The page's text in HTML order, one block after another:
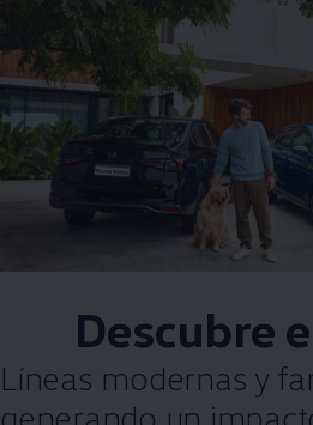
Descubre
Líneas modernas y